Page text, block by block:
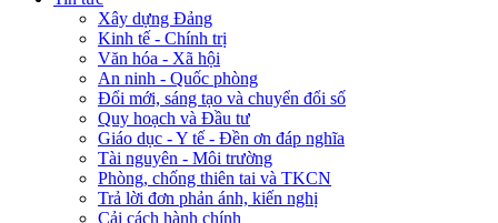
Xây dựng Đảng
Kinh tế - Chính trị
Văn hóa - Xã hội
An ninh - Quốc phòng
Đổi mới, sáng tạo và chuyển đổi số
Quy hoạch và Đầu tư
Giáo dục - Y tế - Đền ơn đáp nghĩa
Tài nguyên - Môi trường
Phòng, chống thiên tai và TKCN
Trả lời đơn phản ánh, kiến nghị
Cải cách hành chính